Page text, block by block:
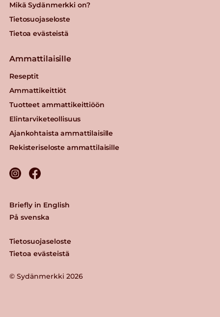
Mikä Sydänmerkki on?
Tietosuojaseloste
Tietoa evästeistä
Ammattilaisille
Reseptit
Ammattikeittiöt
Tuotteet ammattikeittiöön
Elintarviketeollisuus
Ajankohtaista ammattilaisille
Rekisteriseloste ammattilaisille
© Sydänmerkki 2026
Tietosuojaseloste
Tietoa evästeistä
Briefly in English
På svenska